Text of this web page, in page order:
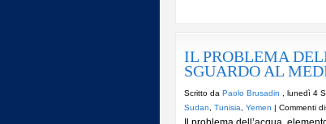
IL PROBLEMA
SGUARDO AL
Scritto da Paolo Brusadin , lunedì 4
Sudan
Tunisia Yemen | Commenti